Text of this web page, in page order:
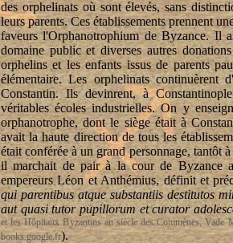
des orphelinats où sont élevés, sans
leurs parents. Ces établissements prennent
faveurs l'Orphanotrophiumde Byzance. Il
domaine public et diverses autres
orphelins et les enfants issus de parents
élémentaire. Les orphelinats continuèrent
Constantin. Ils devinrent, à
véritables écoles industrielles. On y
orphanotrophe, dont le siège était à
avait la haute direction de tous les
était conférée à un grand personnage, tantôt
il marchait de pair à la cour de Byzance
empereurs Léon etAnthémius, définit et
quiparentibus atque substantiis destitutos
autquasitutor pupillorumetcurator
et les Hôpitaux Byzantins au siècle desCommènes, Vade
books.google.fr).